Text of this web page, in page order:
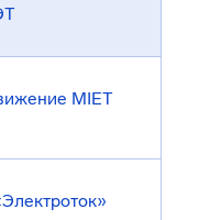
MIET